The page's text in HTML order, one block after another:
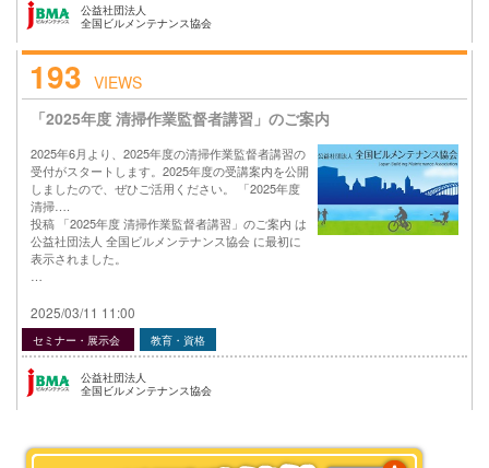
公益社団法人
全国ビルメンテナンス協会
193 VIEWS
「2025年度 清掃作業監督者講習」のご案内
2025年6月より、2025年度の清掃作業監督者講習の
受付がスタートします。2025年度の受講案内を公開
しましたので、ぜひご活用ください。 「2025年度
清掃….
投稿 「2025年度 清掃作業監督者講習」のご案内 は
公益社団法人 全国ビルメンテナンス協会 に最初に
表示されました。
2025/03/11 11:00
セミナー・展示会 教育・資格
公益社団法人
全国ビルメンテナンス協会